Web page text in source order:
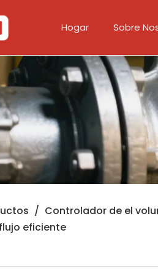
Hogar Sobre
/ Controlador de el
eficiente